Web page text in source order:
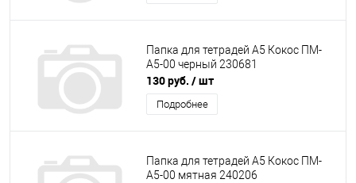
Папка для тетрадей А5 Кокос ПМ-
А5-00 черный 230681
130 руб. / шт
Подробнее
Папка для тетрадей А5 Кокос ПМ-
А5-00 мятная 240206